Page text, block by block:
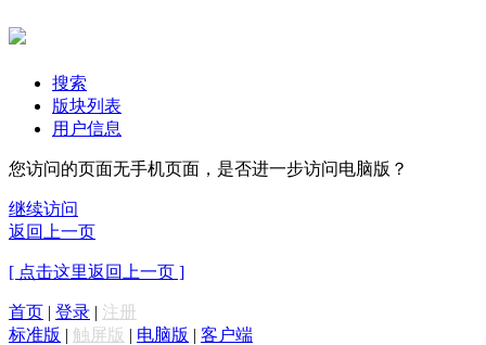
搜索
版块列表
用户信息
您访问的页面无手机页面，是否进一步访问电脑版？
继续访问
返回上一页
[ 点击这里返回上一页 ]
首页 | 登录 | 注册
标准版 | 触屏版 | 电脑版 | 客户端